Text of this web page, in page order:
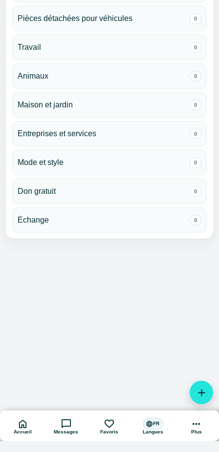
add
home
Accueil
chat_bubble
Messages
favorite
Favoris
languageFR
Langues
more_horiz
Plus
Pièces détachées pour véhicules 0
Travail 0
Animaux 0
Maison et jardin 0
Entreprises et services 0
Mode et style 0
Don gratuit 0
Échange 0